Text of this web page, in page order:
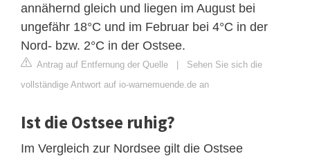
annähernd gleich und liegen im August bei
ungefähr 18°C und im Februar bei 4°C in der
Nord- bzw. 2°C in der Ostsee.
Antrag auf Entfernung der Quelle | Sehen Sie sich die
vollständige Antwort auf io-warnemuende.de an
Ist die Ostsee ruhig?
Im Vergleich zur Nordsee gilt die Ostsee